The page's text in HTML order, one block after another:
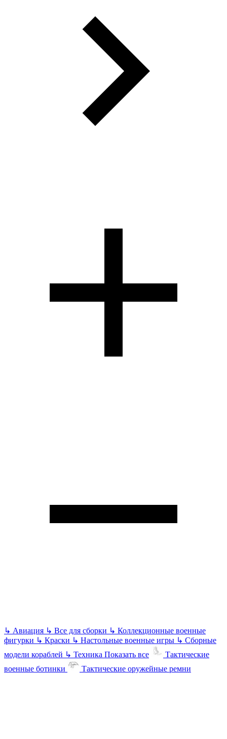
↳ Авиация ↳ Все для сборки ↳ Коллекционные военные
фигурки ↳ Краски ↳ Настольные военные игры ↳ Сборные
модели кораблей ↳ Техника Показать все
Тактические
военные ботинки
Тактические оружейные ремни